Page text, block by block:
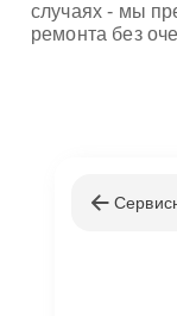
случаях - мы
ремонта без